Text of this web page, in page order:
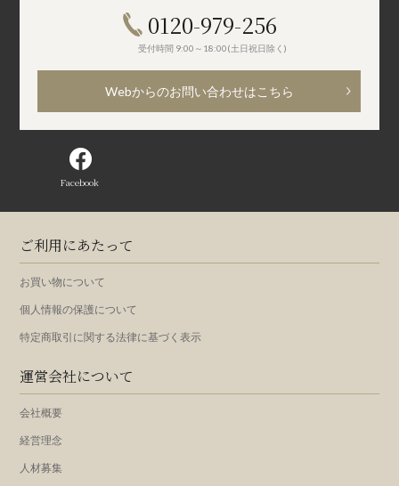
0120-979-256
受付時間 9:00～18:00(土日祝日除く)
Webからのお問い合わせはこちら
Facebook
ご利用にあたって
お買い物について
個人情報の保護について
特定商取引に関する法律に基づく表示
運営会社について
会社概要
経営理念
人材募集